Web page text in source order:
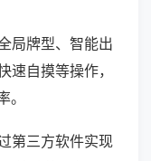
局牌型、智能出
速自摸等操作，
第三方软件实现